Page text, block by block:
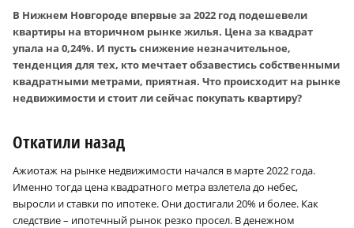
В Нижнем Новгороде впервые за 2022 год подешевели
квартиры на вторичном рынке жилья. Цена за квадрат
упала на 0,24%. И пусть снижение незначительное,
тенденция для тех, кто мечтает обзавестись собственными
квадратными метрами, приятная. Что происходит на рынке
недвижимости и стоит ли сейчас покупать квартиру?
Откатили назад
Ажиотаж на рынке недвижимости начался в марте 2022 года.
Именно тогда цена квадратного метра взлетела до небес,
выросли и ставки по ипотеке. Они достигали 20% и более. Как
следствие – ипотечный рынок резко просел. В денежном